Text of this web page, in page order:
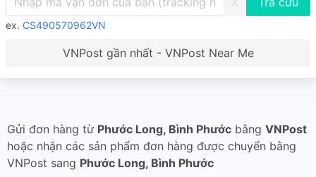
ex. CS490570962VN
VNPost gần nhất - VNPost Near Me
Gửi đơn hàng từ Phước Long, Bình Phước bằng VNPost
hoặc nhận các sản phẩm đơn hàng được chuyển bằng
VNPost sang Phước Long, Bình Phước